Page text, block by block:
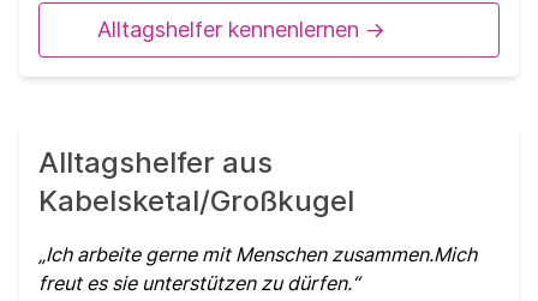
Alltagshelfer kennenlernen ->
Alltagshelfer aus
Kabelsketal/Großkugel
Ich arbeite gerne mit Menschen zusammen.Mich
freut es sie unterstützen zu dürfen.